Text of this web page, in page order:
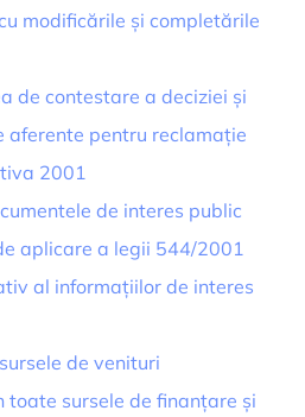
modificările și completările
de contestare a deciziei și
aferente pentru reclamație
2001
de interes public
aplicare a legii 544/2001
al informațiilor de interes
de venituri
toate sursele de finanțare și